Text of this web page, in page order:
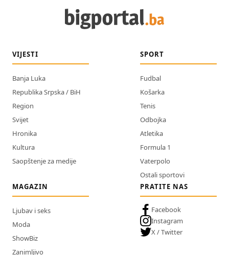
VIJESTI
Banja Luka
Republika Srpska / BiH
Region
Svijet
Hronika
Kultura
Saopštenje za medije
SPORT
Fudbal
Košarka
Tenis
Odbojka
Atletika
Formula 1
Vaterpolo
Ostali sportovi
MAGAZIN
Ljubav i seks
Moda
ShowBiz
Zanimljivo
PRATITE NAS
Facebook
Instagram
X / Twitter